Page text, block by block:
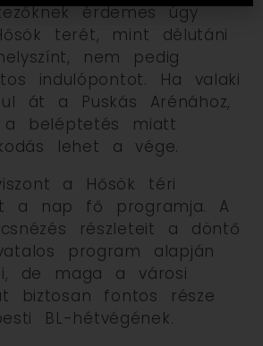
érdemes úgy
terét, mint délutáni
nem pedig
indulópontot. Ha valaki
át a Puskás Arénához,
beléptetés miatt
lehet a vége.
a Hősök téri
a nap fő programja. A
részleteit a döntő
program alapján
de maga a városi
biztosan fontos része
BL-hétvégének.